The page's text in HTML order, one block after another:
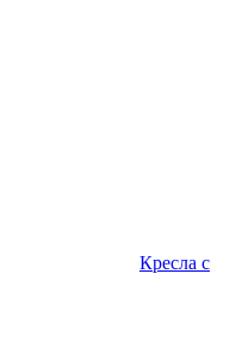
Кресла с